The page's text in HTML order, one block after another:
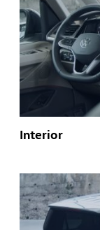
Interior